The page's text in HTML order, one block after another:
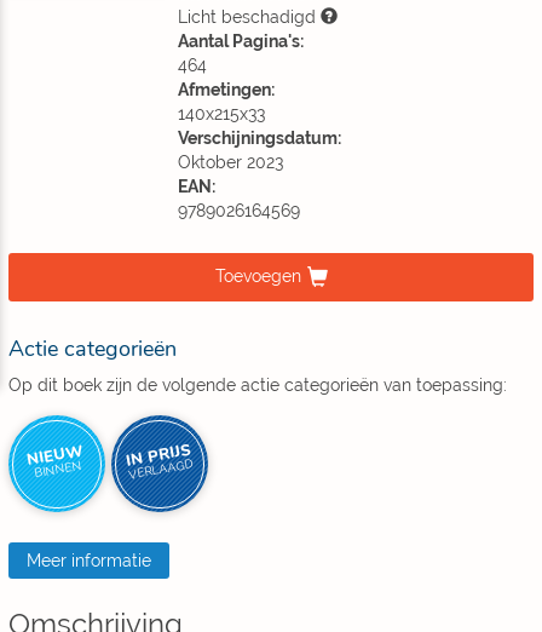
Licht beschadigd
Aantal Pagina's:
464
Afmetingen:
140x215x33
Verschijningsdatum:
Oktober 2023
EAN:
9789026164569
Toevoegen
Actie categorieën
Op dit boek zijn de volgende actie categorieën van toepassing:
NIEUW
BINNEN IN PRIJS
VERLAAGD
Meer informatie
Omschrijving